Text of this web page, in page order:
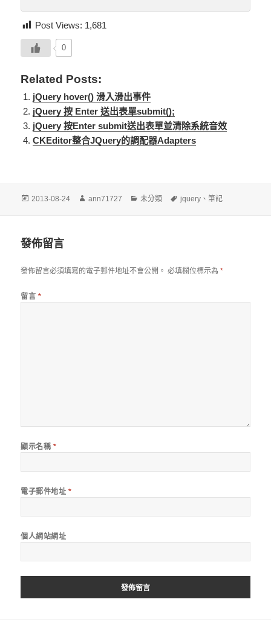
Post Views: 1,681
0
Related Posts:
jQuery hover() 滑入滑出事件
jQuery 按 Enter 送出表單submit();
jQuery 按Enter submit送出表單並清除系統音效
CKEditor整合JQuery的調配器Adapters
發
2013-08-24
作
ann71727
分
未分類
標
jquery 、筆記
發佈留言
發佈留言必須填寫的電子郵件地址不會公開。 必填欄位標示為*
留言 *
顯示名稱 *
電子郵件地址 *
個人網站網址